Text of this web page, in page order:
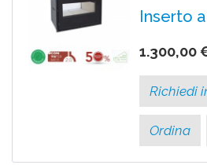
Inserto
1.300,00
Richiedi
Ordina